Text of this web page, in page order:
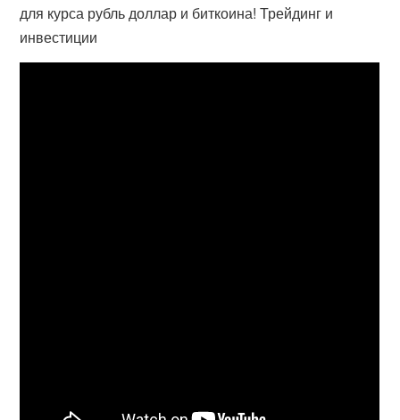
для курса рубль доллар и биткоина! Трейдинг и
инвестиции